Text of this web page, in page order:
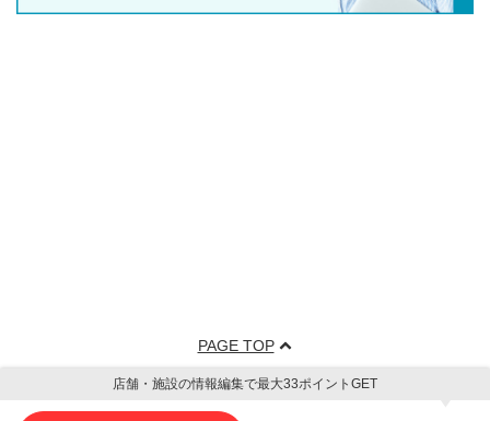
PAGE TOP
店舗・施設の情報編集で最大33ポイントGET